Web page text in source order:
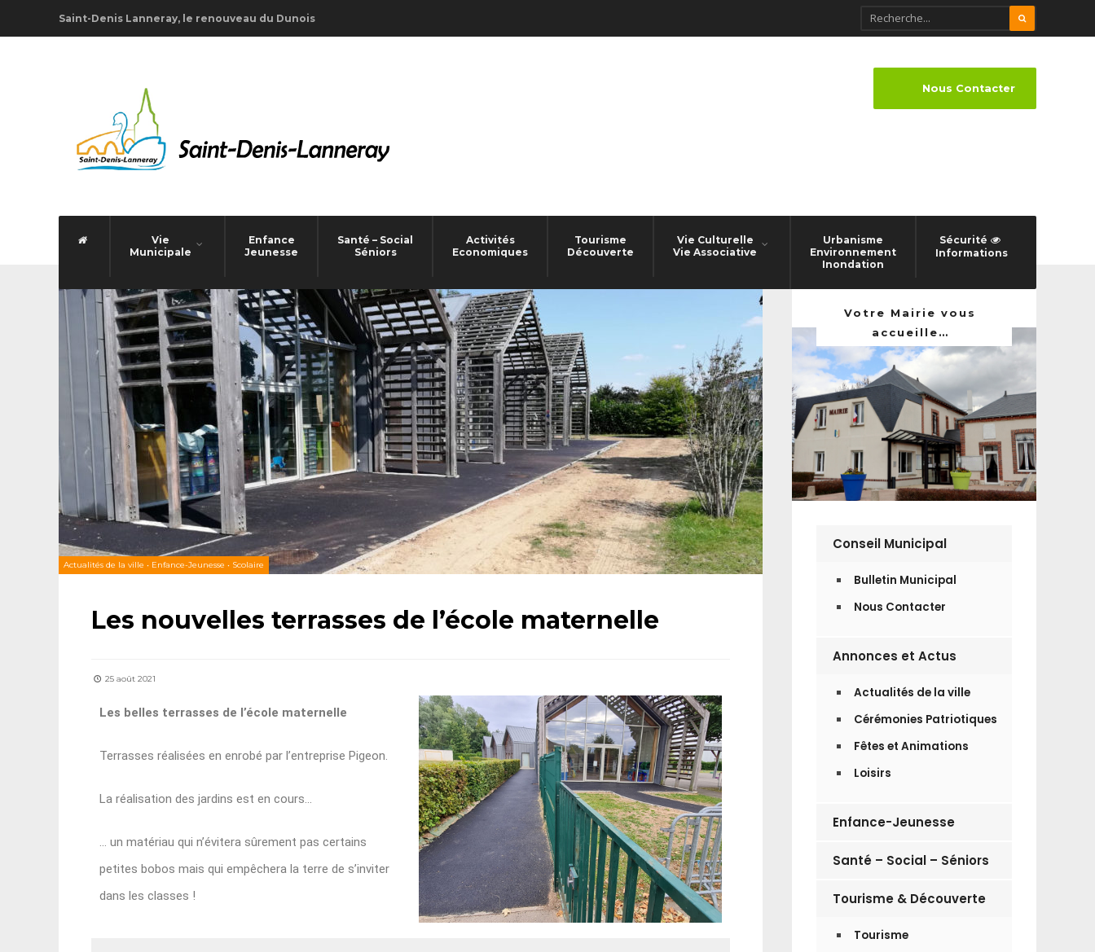
Saint-Denis Lanneray, le renouveau du Dunois
Vie
Municipale
Enfance
Jeunesse
Santé – Social
Séniors
Activités
Economiques
Tourisme
Découverte
Vie Culturelle
Vie Associative
Urbanisme
Environnement
Inondation
Sécurité
Informations
Nous Contacter
Actualités de la ville • Enfance-Jeunesse • Scolaire
Les nouvelles terrasses de l’école maternelle
25 août 2021
Les belles terrasses de l’école maternelle
Terrasses réalisées en enrobé par l’entreprise Pigeon.
La réalisation des jardins est en cours…
… un matériau qui n’évitera sûrement pas certains
petites bobos mais qui empêchera la terre de s’inviter
dans les classes !
Votre Mairie vous
accueille…
Conseil Municipal
Bulletin Municipal
Nous Contacter
Annonces et Actus
Actualités de la ville
Cérémonies Patriotiques
Fêtes et Animations
Loisirs
Enfance-Jeunesse
Santé – Social – Séniors
Tourisme & Découverte
Tourisme